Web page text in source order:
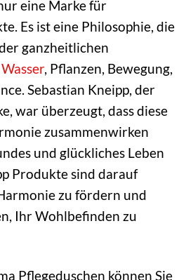
eine Marke für
Es ist eine Philosophie, die
ganzheitlichen
Wasser, Pflanzen, Bewegung,
Sebastian Kneipp, der
war überzeugt, dass diese
zusammenwirken
und glückliches Leben
Produkte sind darauf
zu fördern und
Ihr Wohlbefinden zu
Pflegeduschen können Sie